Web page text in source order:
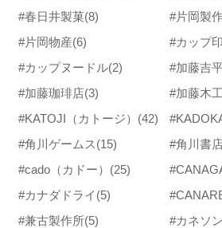
#春日井製菓(8) #片岡製
#片岡物産(6) #カップ印
#カップヌードル(2) #加藤吉
#加藤珈琲店(3) #加藤木工
#KATOJI（カトージ） (42)
#角川ゲームス(15) #角川書
#cado（カドー） (25)
#カナダドライ(5)
#兼古製作所(5) #カネソン